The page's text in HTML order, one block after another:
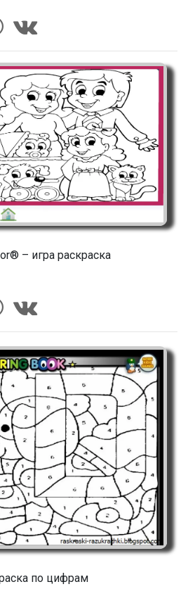
– игра раскраска
по цифрам